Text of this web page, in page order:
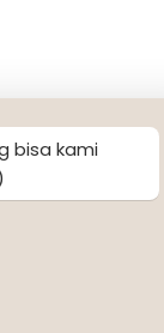
bisa kami